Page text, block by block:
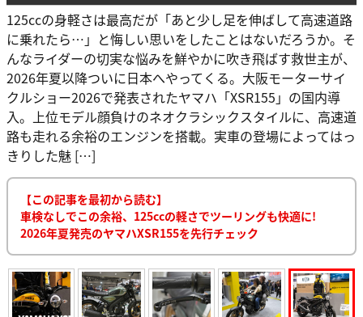
125ccの身軽さは最高だが「あと少し足を伸ばして高速道路
に乗れたら…」と悔しい思いをしたことはないだろうか。そ
んなライダーの切実な悩みを鮮やかに吹き飛ばす救世主が、
2026年夏以降ついに日本へやってくる。大阪モーターサイ
クルショー2026で発表されたヤマハ「XSR155」の国内導
入。上位モデル顔負けのネオクラシックスタイルに、高速道
路も走れる余裕のエンジンを搭載。実車の登場によってはっ
きりした魅 […]
【この記事を最初から読む】
車検なしでこの余裕、125ccの軽さでツーリングも快適に!
2026年夏発売のヤマハXSR155を先行チェック